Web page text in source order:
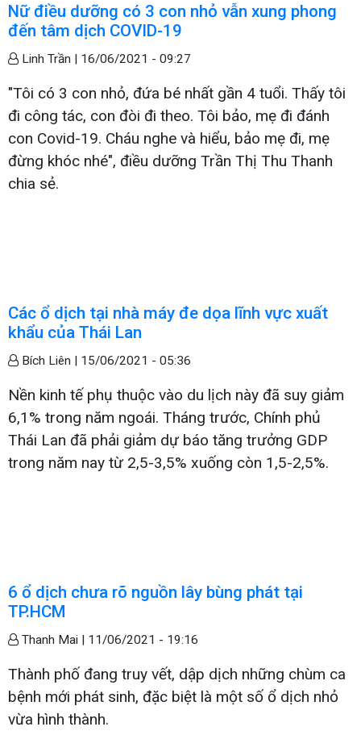
Nữ điều dưỡng có 3 con nhỏ vẫn xung phong
đến tâm dịch COVID-19
Linh Trần | 16/06/2021 - 09:27
"Tôi có 3 con nhỏ, đứa bé nhất gần 4 tuổi. Thấy tôi
đi công tác, con đòi đi theo. Tôi bảo, mẹ đi đánh
con Covid-19. Cháu nghe và hiểu, bảo mẹ đi, mẹ
đừng khóc nhé", điều dưỡng Trần Thị Thu Thanh
chia sẻ.
Các ổ dịch tại nhà máy đe dọa lĩnh vực xuất
khẩu của Thái Lan
Bích Liên | 15/06/2021 - 05:36
Nền kinh tế phụ thuộc vào du lịch này đã suy giảm
6,1% trong năm ngoái. Tháng trước, Chính phủ
Thái Lan đã phải giảm dự báo tăng trưởng GDP
trong năm nay từ 2,5-3,5% xuống còn 1,5-2,5%.
6 ổ dịch chưa rõ nguồn lây bùng phát tại
TP.HCM
Thanh Mai | 11/06/2021 - 19:16
Thành phố đang truy vết, dập dịch những chùm ca
bệnh mới phát sinh, đặc biệt là một số ổ dịch nhỏ
vừa hình thành.